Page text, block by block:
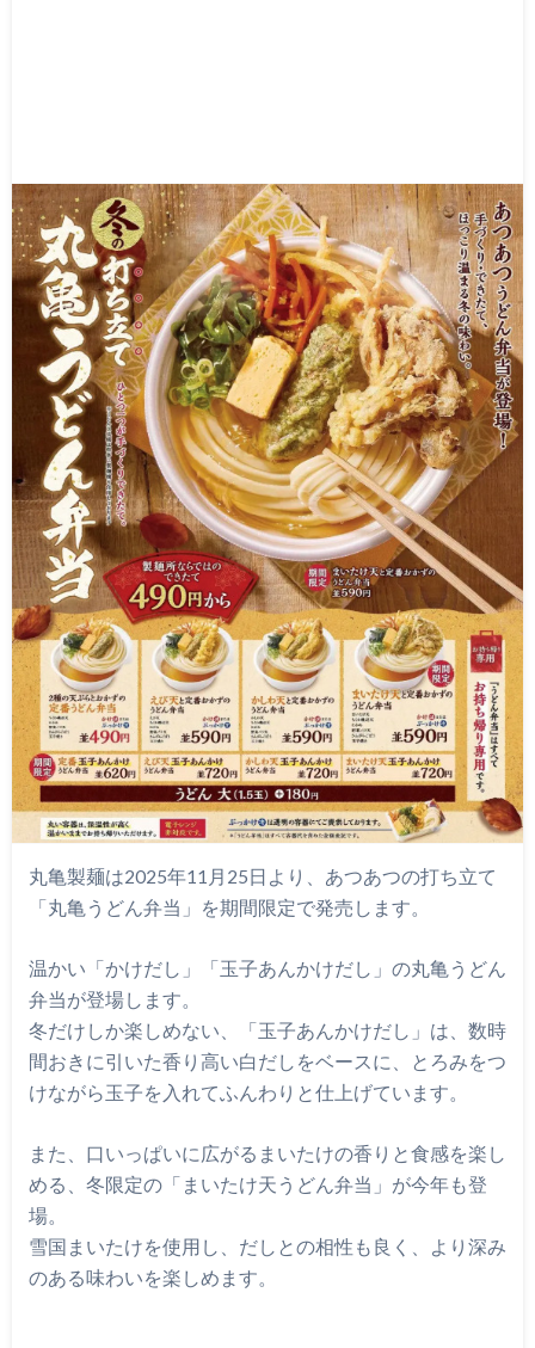
丸亀製麺は2025年11月25日より、あつあつの打ち立て
「丸亀うどん弁当」を期間限定で発売します。
温かい「かけだし」「玉子あんかけだし」の丸亀うどん
弁当が登場します。
冬だけしか楽しめない、「玉子あんかけだし」は、数時
間おきに引いた香り高い白だしをベースに、とろみをつ
けながら玉子を入れてふんわりと仕上げています。
また、口いっぱいに広がるまいたけの香りと食感を楽し
める、冬限定の「まいたけ天うどん弁当」が今年も登
場。
雪国まいたけを使用し、だしとの相性も良く、より深み
のある味わいを楽しめます。